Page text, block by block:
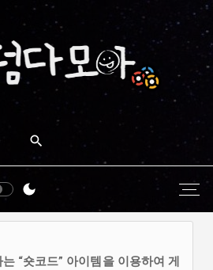
“숏코드” 아이템을 이용하여 게